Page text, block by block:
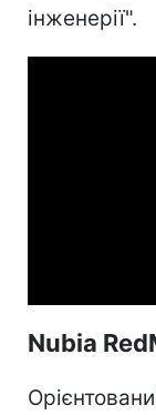
інженерії".
Nubia